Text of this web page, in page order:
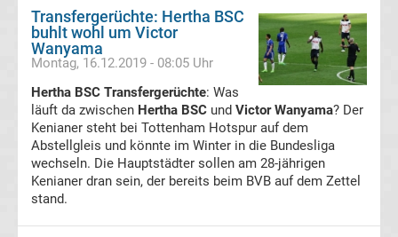
FSV
Zwickau
Transfergerüchte
Hallescher
Transfergerüchte: Hertha BSC
buhlt wohl um Victor
Wanyama
Montag, 16.12.2019 - 08:05 Uhr
Hertha BSC Transfergerüchte: Was
läuft da zwischen Hertha BSC und Victor Wanyama? Der
Kenianer steht bei Tottenham Hotspur auf dem
Abstellgleis und könnte im Winter in die Bundesliga
wechseln. Die Hauptstädter sollen am 28-jährigen
Kenianer dran sein, der bereits beim BVB auf dem Zettel
stand.